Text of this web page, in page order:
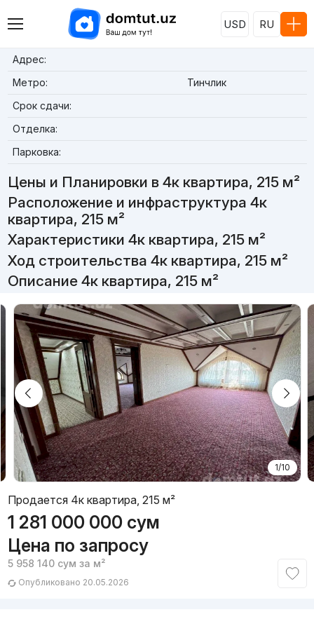
USD RU
Адрес:
Метро:
Тинчлик
Срок сдачи:
Отделка:
Парковка:
Цены и Планировки в 4к квартира, 215 м²
Расположение и инфраструктура 4к
квартира, 215 м²
Характеристики 4к квартира, 215 м²
Ход строительства 4к квартира, 215 м²
Описание 4к квартира, 215 м²
1/10
Продается 4к квартира, 215 м²
1 281 000 000 сум
Цена по запросу
5 958 140 сум за м²
Опубликовано 20.05.2026